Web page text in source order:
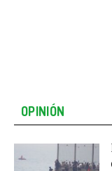
OPINIÓN